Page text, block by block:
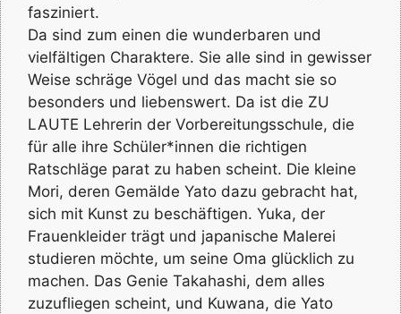
fasziniert.
Da sind zum einen die wunderbaren und
vielfältigen Charaktere. Sie alle sind in gewisser
Weise schräge Vögel und das macht sie so
besonders und liebenswert. Da ist die ZU
LAUTE Lehrerin der Vorbereitungsschule, die
für alle ihre Schüler*innen die richtigen
Ratschläge parat zu haben scheint. Die kleine
Mori, deren Gemälde Yato dazu gebracht hat,
sich mit Kunst zu beschäftigen. Yuka, der
Frauenkleider trägt und japanische Malerei
studieren möchte, um seine Oma glücklich zu
machen. Das Genie Takahashi, dem alles
zuzufliegen scheint, und Kuwana, die Yato